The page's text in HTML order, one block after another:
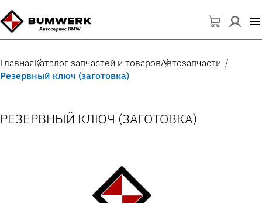
ГлавнаяКаталог запчастей и товаровАвтозапчасти
Резервный ключ (заготовка)
РЕЗЕРВНЫЙ КЛЮЧ (ЗАГОТОВКА)